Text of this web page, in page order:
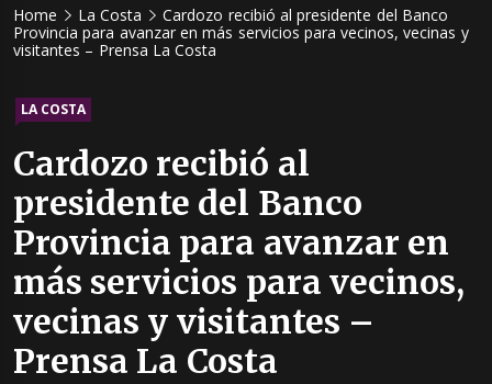
Home La Costa
Cardozo recibió al presidente del Banco
Provincia para avanzar en más servicios para vecinos, vecinas y
visitantes – Prensa La Costa
LA COSTA
Cardozo recibió al
presidente del Banco
Provincia para avanzar en
más servicios para vecinos,
vecinas y visitantes –
Prensa La Costa